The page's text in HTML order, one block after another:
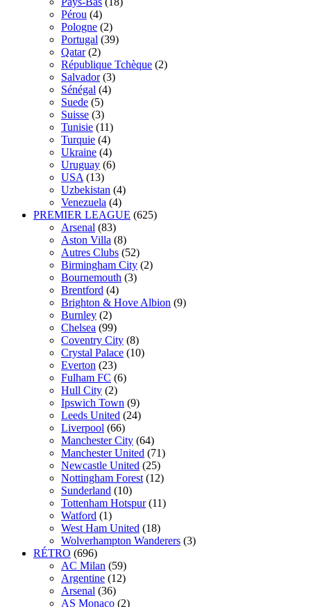
Pérou (4)
Pologne (2)
Portugal (39)
Qatar (2)
République Tchèque (2)
Salvador (3)
Sénégal (4)
Suede (5)
Suisse (3)
Tunisie (11)
Turquie (4)
Ukraine (4)
Uruguay (6)
USA (13)
Uzbekistan (4)
Venezuela (4)
PREMIER LEAGUE (625)
Arsenal (83)
Aston Villa (8)
Autres Clubs (52)
Birmingham City (2)
Bournemouth (3)
Brentford (4)
Brighton & Hove Albion (9)
Burnley (2)
Chelsea (99)
Coventry City (8)
Crystal Palace (10)
Everton (23)
Fulham FC (6)
Hull City (2)
Ipswich Town (9)
Leeds United (24)
Liverpool (66)
Manchester City (64)
Manchester United (71)
Newcastle United (25)
Nottingham Forest (12)
Sunderland (10)
Tottenham Hotspur (11)
Watford (1)
West Ham United (18)
Wolverhampton Wanderers (3)
RÉTRO (696)
AC Milan (59)
Argentine (12)
Arsenal (36)
AS Monaco (2)